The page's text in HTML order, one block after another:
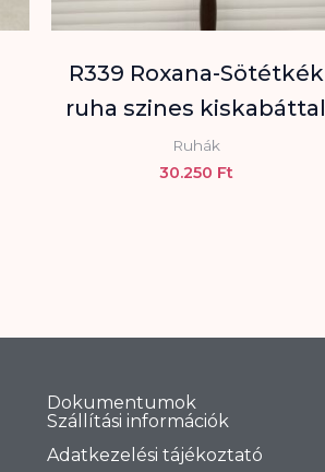
R339 Roxana-Sötétkék
ruha szines kiskabáttal
Ruhák
30.250 Ft
Dokumentumok
Szállítási információk
Adatkezelési tájékoztató